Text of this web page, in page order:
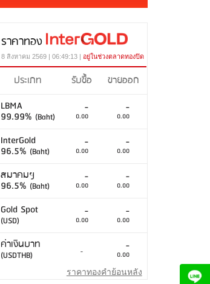
ราคาทอง
8 สิงหาคม 2569 | 06:49:13 | อยู่ในช่วงตลาดทองปิด
ประเภท รับซื้อ
ขายออก
LBMA
99.99% (Baht)
-
0.00
-
0.00
InterGold
96.5% (Baht)
-
0.00
-
0.00
สมาคมฯ
96.5% (Baht)
-
0.00
-
0.00
Gold Spot
(USD)
-
0.00
-
0.00
ค่าเงินบาท
(USDTHB) - -
0.00
ราคาทองคำย้อนหลัง